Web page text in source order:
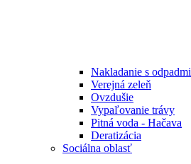
Nakladanie s odpadmi
Verejná zeleň
Ovzdušie
Vypaľovanie trávy
Pitná voda - Hačava
Deratizácia
Sociálna oblasť